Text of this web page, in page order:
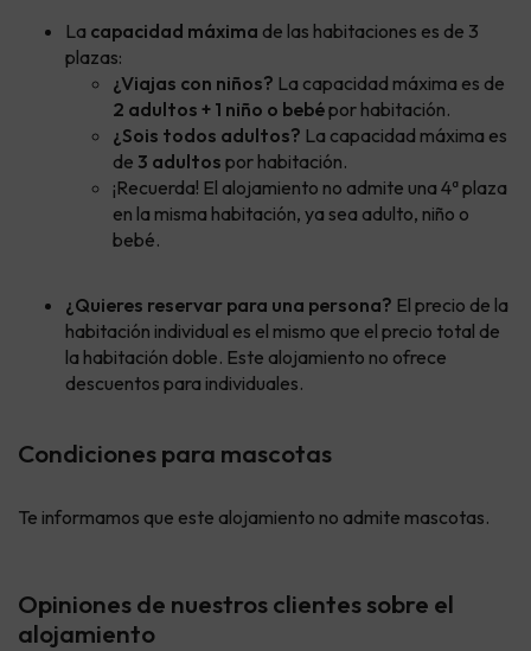
La capacidad máxima de las habitaciones es de 3
plazas:
¿Viajas con niños? La capacidad máxima es de
2 adultos + 1 niño o bebépor habitación.
¿Sois todos adultos? La capacidad máxima es
de 3 adultos por habitación.
¡Recuerda! El alojamiento no admite una 4ª plaza
en la misma habitación, ya sea adulto, niño o
bebé.
¿Quieres reservar para una persona? El precio de la
habitación individual es el mismo que el precio total de
la habitación doble. Este alojamiento no ofrece
descuentos para individuales.
Condiciones para mascotas
Te informamos que este alojamiento no admite mascotas.
Opiniones de nuestros clientes sobre el
alojamiento